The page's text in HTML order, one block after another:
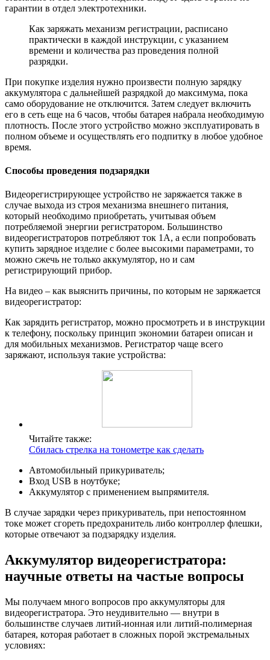
гарантии в отдел электротехники.
Как заряжать механизм регистрации, расписано
практически в каждой инструкции, с указанием
времени и количества раз проведения полной
разрядки.
При покупке изделия нужно произвести полную зарядку
аккумулятора с дальнейшей разрядкой до максимума, пока
само оборудование не отключится. Затем следует включить
его в сеть еще на 6 часов, чтобы батарея набрала необходимую
плотность. После этого устройство можно эксплуатировать в
полном объеме и осуществлять его подпитку в любое удобное
время.
Способы проведения подзарядки
Видеорегистрирующее устройство не заряжается также в
случае выхода из строя механизма внешнего питания,
который необходимо приобретать, учитывая объем
потребляемой энергии регистратором. Большинство
видеорегистраторов потребляют ток 1А, а если попробовать
купить зарядное изделие с более высокими параметрами, то
можно сжечь не только аккумулятор, но и сам
регистрирующий прибор.
На видео – как выяснить причины, по которым не заряжается
видеорегистратор:
Как зарядить регистратор, можно просмотреть и в инструкции
к телефону, поскольку принцип экономии батареи описан и
для мобильных механизмов. Регистратор чаще всего
заряжают, используя такие устройства:
Читайте также:
Сбилась стрелка на тонометре как сделать
Автомобильный прикуриватель;
Вход USB в ноутбуке;
Аккумулятор с применением выпрямителя.
В случае зарядки через прикуриватель, при непостоянном
токе может сгореть предохранитель либо контроллер флешки,
которые отвечают за подзарядку изделия.
Аккумулятор видеорегистратора:
научные ответы на частые вопросы
Мы получаем много вопросов про аккумуляторы для
видеорегистратора. Это неудивительно — внутри в
большинстве случаев литий-ионная или литий-полимерная
батарея, которая работает в сложных порой экстремальных
условиях: